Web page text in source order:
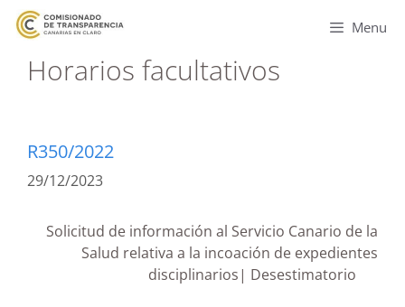
Menu
Horarios facultativos
R350/2022
29/12/2023
Solicitud de información al Servicio Canario de la
Salud relativa a la incoación de expedientes
disciplinarios| Desestimatorio